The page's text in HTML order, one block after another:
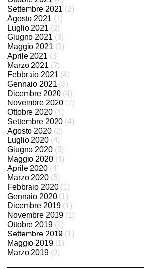
Settembre 2021 (2)
Agosto 2021 (1)
Luglio 2021 (2)
Giugno 2021 (3)
Maggio 2021 (3)
Aprile 2021 (3)
Marzo 2021 (7)
Febbraio 2021 (4)
Gennaio 2021 (6)
Dicembre 2020 (4)
Novembre 2020 (7)
Ottobre 2020 (4)
Settembre 2020 (4)
Agosto 2020 (2)
Luglio 2020 (4)
Giugno 2020 (5)
Maggio 2020 (4)
Aprile 2020 (4)
Marzo 2020 (5)
Febbraio 2020 (1)
Gennaio 2020 (1)
Dicembre 2019 (1)
Novembre 2019 (1)
Ottobre 2019 (1)
Settembre 2019 (1)
Maggio 2019 (1)
Marzo 2019 (3)